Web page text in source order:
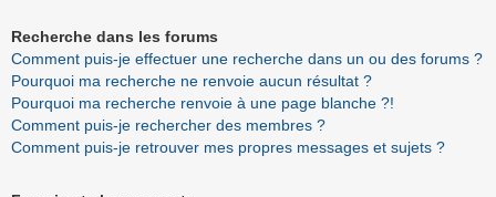
Recherche dans les forums
Comment puis-je effectuer une recherche dans un ou des forums ?
Pourquoi ma recherche ne renvoie aucun résultat ?
Pourquoi ma recherche renvoie à une page blanche ?!
Comment puis-je rechercher des membres ?
Comment puis-je retrouver mes propres messages et sujets ?